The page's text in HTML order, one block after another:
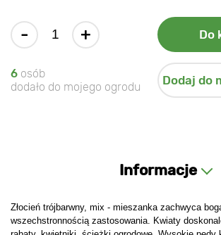
- + Do
6 osób
dodało do mojego ogrodu
Dodaj do
Informacje
Złocień trójbarwny, mix - mieszanka zachwyca
wszechstronnością zastosowania. Kwiaty